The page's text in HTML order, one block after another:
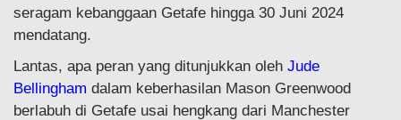
seragam kebanggaan Getafe hingga 30 Juni 2024
mendatang.
Lantas, apa peran yang ditunjukkan oleh Jude
Bellingham dalam keberhasilan Mason Greenwood
berlabuh di Getafe usai hengkang dari Manchester